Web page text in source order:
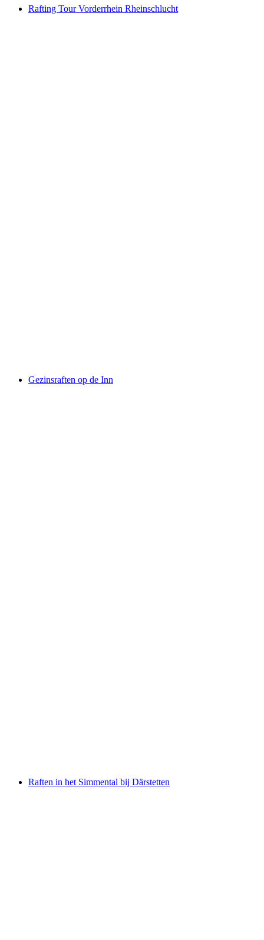
Rafting Tour Vorderrhein Rheinschlucht
Gezinsraften op de Inn
Raften in het Simmental bij Därstetten